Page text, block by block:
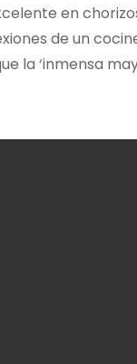
en
de un
la ‘inmensa